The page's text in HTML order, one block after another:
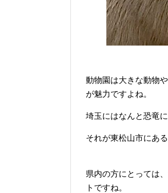
動物園は大きな動物
が魅力ですよね。
埼玉にはなんと恐竜
それが東松山市にある
県内の方にとっては
トですね。